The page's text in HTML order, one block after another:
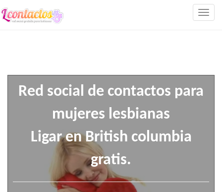
Red social de contactos para
mujeres lesbianas
Ligar en British columbia
gratis.